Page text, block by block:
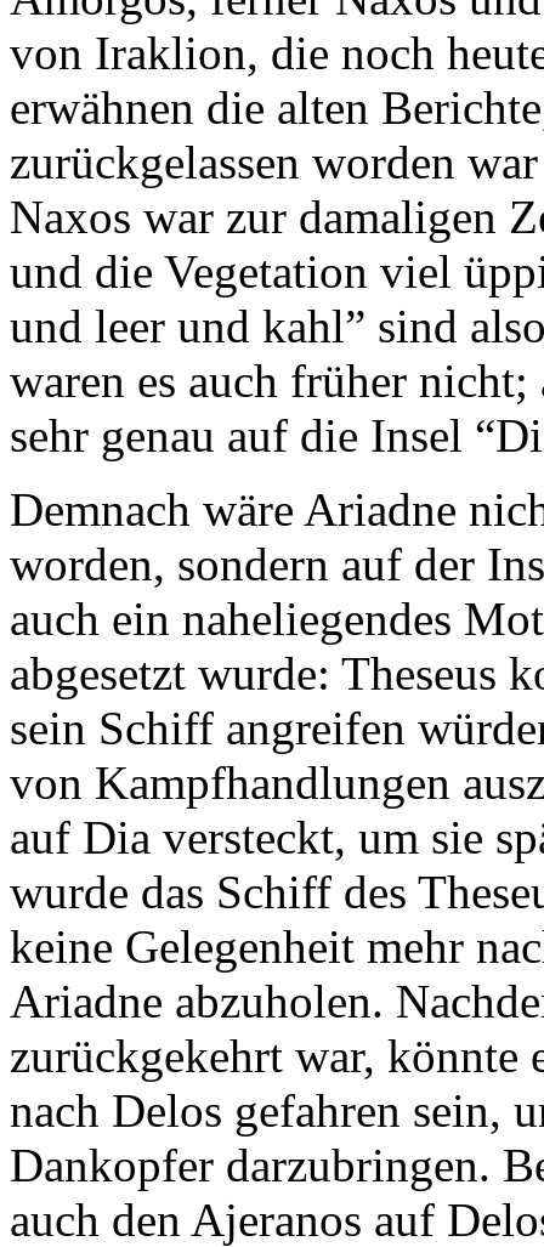
von Iraklion, die noch
erwähnen die alten
zurückgelassen worden
Naxos war zur damaligen
und die Vegetation viel
und leer und kahl” sind
waren es auch früher
sehr genau auf die Insel
Demnach wäre Ariadne
worden, sondern auf der
auch ein naheliegendes
abgesetzt wurde: Theseus
sein Schiff angreifen
von Kampfhandlungen
auf Dia versteckt, um sie
wurde das Schiff des
keine Gelegenheit mehr
Ariadne abzuholen.
zurückgekehrt war, könnte
nach Delos gefahren sein,
Dankopfer darzubringen.
auch den Ajeranos auf